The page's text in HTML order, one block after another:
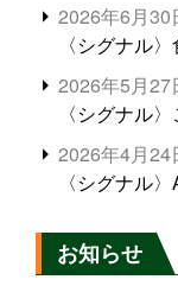
2026年6月30
〈シグナル
2026年5月27
〈シグナル
2026年4月24
〈シグナル
お知らせ